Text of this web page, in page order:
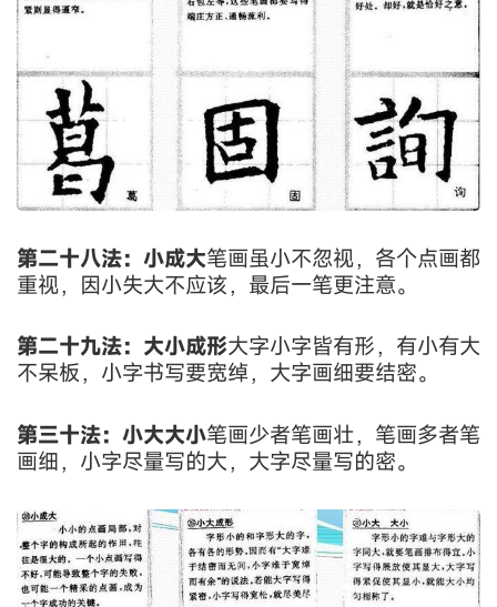
第二十八法：小成大笔画虽小不忽视，各个点画都
重视，因小失大不应该，最后一笔更注意。
第二十九法：大小成形大字小字皆有形，有小有大
不呆板，小字书写要宽绰，大字画细要结密。
第三十法：小大大小笔画少者笔画壮，笔画多者笔
画细，小字尽量写的大，大字尽量写的密。